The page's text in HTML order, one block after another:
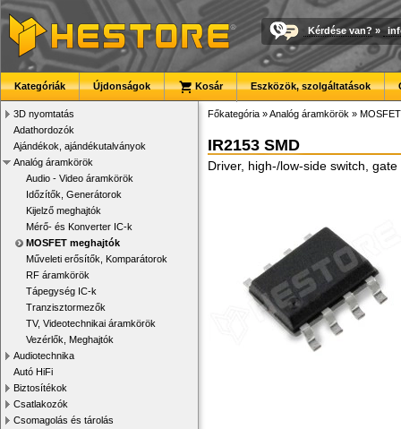
Kérdése van? »
Kategóriák Újdonságok Kosár Eszközök, szolgáltatások
3D nyomtatás
Adathordozók
Ajándékok, ajándékutalványok
Analóg áramkörök
Audio - Video áramkörök
Időzítők, Generátorok
Kijelző meghajtók
Mérő- és Konverter IC-k
MOSFET meghajtók
Műveleti erősítők, Komparátorok
RF áramkörök
Tápegység IC-k
Tranzisztormezők
TV, Videotechnikai áramkörök
Vezérlők, Meghajtók
Audiotechnika
Autó HiFi
Biztosítékok
Csatlakozók
Csomagolás és tárolás
Főkategória »Analóg áramkörök »
IR2153 SMD
Driver, high-/low-side switch,